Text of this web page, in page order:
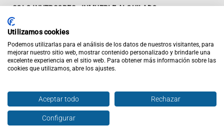
SOLO INVERSORES - INMUEBLE ALQUILADO
Propiedad con inquilino construida en el 1966 en Almería,
Almería. Es un piso en la planta baja , cuenta con 69 m2
construidos, distribuidos en recibidor, salón, cocina, 2
habitaciones y 1 baño. Además cuenta con trastero. y patio.
Cuenta con un Split en el salón.
Eninviertispro.compuedes ver y comparar inmuebles en
rentabilidad en todo el país. Todos los activos publicados
son en EXCLUSIVA y están alquilados y al día de pago. Si
entras en la web tendrás acceso al contrato de alquiler
Utilizamos cookies
Podemos utilizarlas para el análisis de los datos de nuestros visitantes, para
mejorar nuestro sitio web, mostrar contenido personalizado y brindarle una
excelente experiencia en el sitio web. Para obtener más información sobre las
cookies que utilizamos, abre los ajustes.
Aceptar todo Rechazar
Configurar